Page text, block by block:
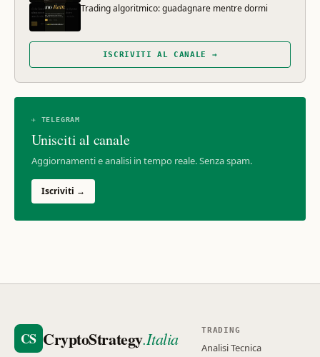
Trading algoritmico: guadagnare mentre dormi
ISCRIVITI AL CANALE →
✈ TELEGRAM
Unisciti al canale
Aggiornamenti e analisi in tempo reale. Senza spam.
Iscriviti →
CS CryptoStrategy.Italia TRADING
Analisi Tecnica